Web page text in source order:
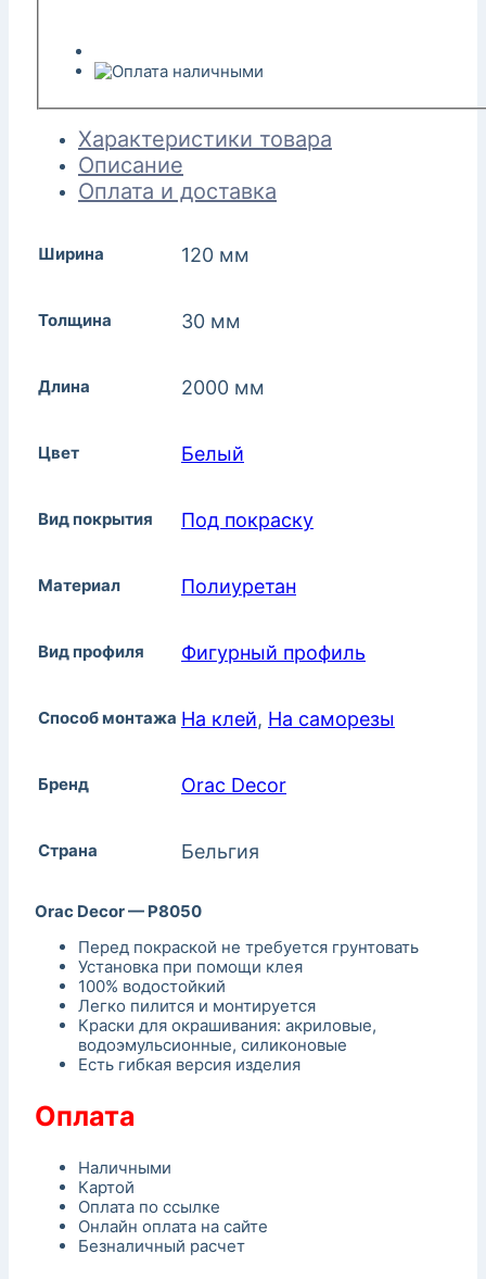
Характеристики товара
Описание
Оплата и доставка
Ширина 120 мм
Толщина 30 мм
Длина 2000 мм
Цвет Белый
Вид покрытия Под покраску
Материал Полиуретан
Вид профиля Фигурный профиль
Способ монтажа На клей, На саморезы
Бренд Orac Decor
Страна Бельгия
Orac Decor — P8050
Перед покраской не требуется грунтовать
Установка при помощи клея
100% водостойкий
Легко пилится и монтируется
Краски для окрашивания: акриловые,
водоэмульсионные, силиконовые
Есть гибкая версия изделия
Оплата
Наличными
Картой
Оплата по ссылке
Онлайн оплата на сайте
Безналичный расчет